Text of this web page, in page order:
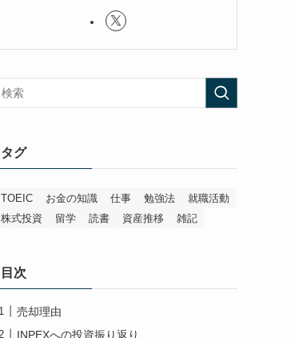
タグ
TOEIC お金の知識 仕事 勉強法
就職活動
株式投資
留学 読書 資産推移 雑記
目次
売却理由
INPEXへの投資振り返り